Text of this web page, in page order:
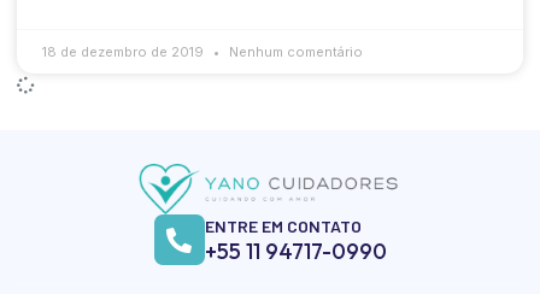
18 de dezembro de 2019 Nenhum comentário
ENTRE EM CONTATO
+55 11 94717-0990